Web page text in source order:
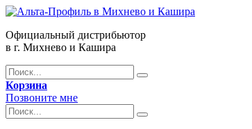
Официальный дистрибьютор
в г. Михнево и Кашира
Корзина
Позвоните мне